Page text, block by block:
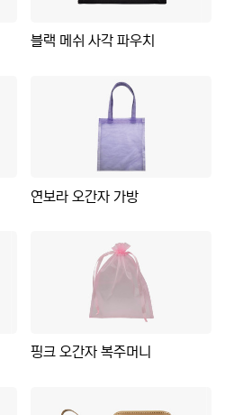
블랙 메쉬 사각 파우치
연보라 오간자 가방
핑크 오간자 복주머니